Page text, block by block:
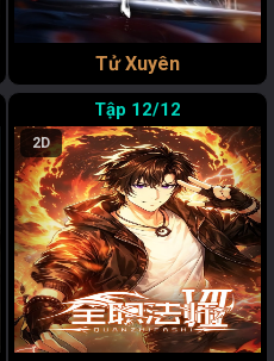
Tử Xuyên
12/12
2D